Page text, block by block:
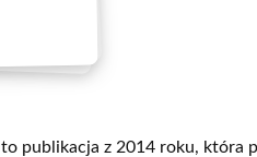
publikacja z 2014 roku, która